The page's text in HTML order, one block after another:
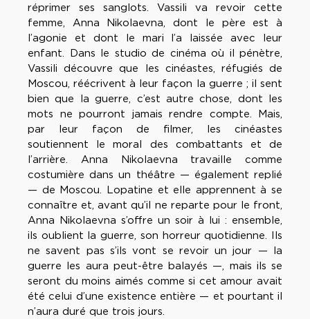
réprimer ses sanglots. Vassili va revoir cette
femme, Anna Nikolaevna, dont le père est à
l’agonie et dont le mari l’a laissée avec leur
enfant. Dans le studio de cinéma où il pénètre,
Vassili découvre que les cinéastes, réfugiés de
Moscou, réécrivent à leur façon la guerre ; il sent
bien que la guerre, c’est autre chose, dont les
mots ne pourront jamais rendre compte. Mais,
par leur façon de filmer, les cinéastes
soutiennent le moral des combattants et de
l’arrière. Anna Nikolaevna travaille comme
costumière dans un théâtre — également replié
— de Moscou. Lopatine et elle apprennent à se
connaître et, avant qu’il ne reparte pour le front,
Anna Nikolaevna s’offre un soir à lui : ensemble,
ils oublient la guerre, son horreur quotidienne. Ils
ne savent pas s’ils vont se revoir un jour — la
guerre les aura peut-être balayés —, mais ils se
seront du moins aimés comme si cet amour avait
été celui d’une existence entière — et pourtant il
n’aura duré que trois jours.